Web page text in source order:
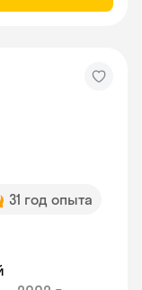
31 год опыта